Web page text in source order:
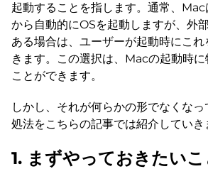
起動することを指します。通常、
から自動的にOSを起動しますが、外
ある場合は、ユーザーが起動時にこ
きます。この選択は、Macの起動時に
ことができます。
しかし、それが何らかの形でなくな
処法をこちらの記事では紹介していき
1. まずやっておきたいこ